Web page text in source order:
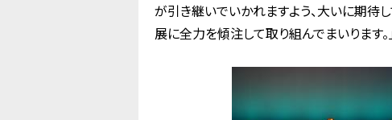
が引き継いでいかれますよう、大いに期待
展に全力を傾注して取り組んでまいります。